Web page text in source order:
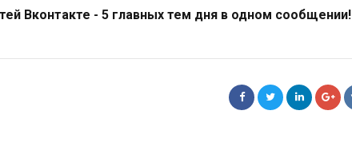
Вконтакте - 5 главных тем дня в одном сообщении!